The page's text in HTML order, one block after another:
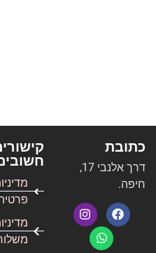
כתובת
דרך אלנבי 17,
חיפה.